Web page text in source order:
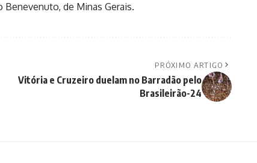
Benevenuto, de Minas Gerais.
PRÓXIMO ARTIGO
Vitória e Cruzeiro duelam no Barradão pelo
Brasileirão-24